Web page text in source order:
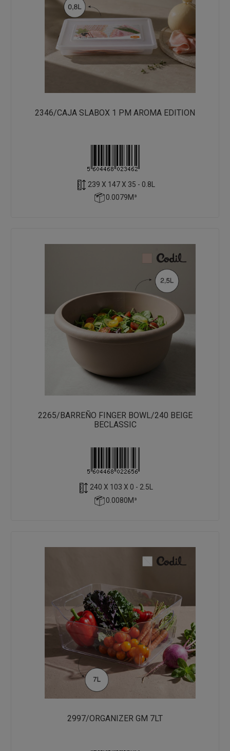
2346/CAJA SLABOX 1 PM AROMA EDITION
239 X 147 X 35 - 0.8L
0.0079M³
2265/BARREÑO FINGER BOWL/240 BEIGE
BECLASSIC
240 X 103 X 0 - 2.5L
0.0080M³
2997/ORGANIZER GM 7LT